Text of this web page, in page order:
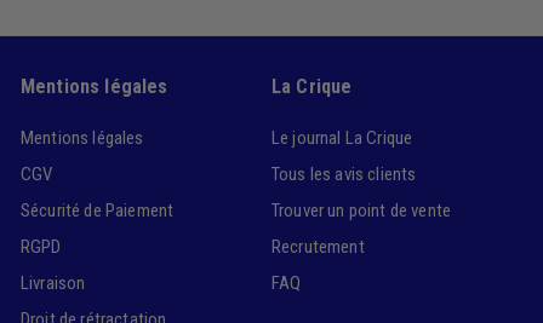
Mentions légales
Mentions légales
CGV
Sécurité de Paiement
RGPD
Livraison
La Crique
Le journal La Crique
Tous les avis clients
Trouver un point de vente
Recrutement
FAQ